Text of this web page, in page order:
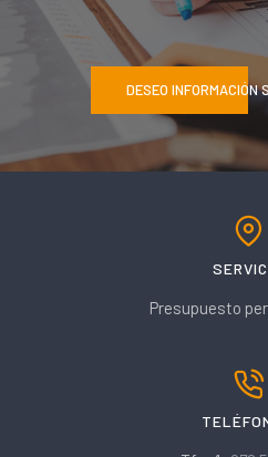
DESEO INFORMACIÓN
Presupuesto